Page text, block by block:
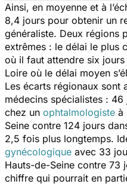
Ainsi, en moyenne et à
8,4 jours pour obtenir un
généraliste. Deux régions
extrêmes : le délai le plus
où il faut attendre six
Loire où le délai moyen
Les écarts régionaux sont
médecins spécialistes :
chez un ophtalmologiste à
Seine contre 124 jours
2,5 fois plus longtemps.
gynécologique avec 33
Hauts-de-Seine contre 73
chiffre qui pourrait en